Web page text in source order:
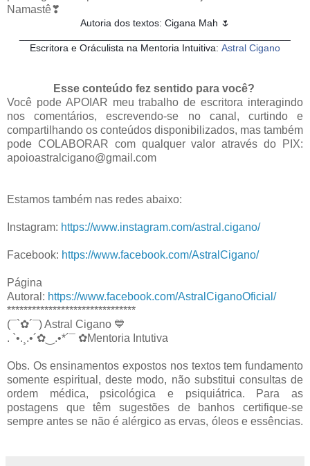
Namastê❣
Autoria dos textos: Cigana Mah 🌷
Escritora e Oráculista na Mentoria Intuitiva: Astral Cigano
Esse conteúdo fez sentido para você?
Você pode APOIAR meu trabalho de escritora interagindo
nos comentários, escrevendo-se no canal, curtindo e
compartilhando os conteúdos disponibilizados, mas também
pode COLABORAR com qualquer valor através do PIX:
apoioastralcigano@gmail.com
Estamos também nas redes abaixo:
Instagram: https://www.instagram.com/astral.cigano/
Facebook: https://www.facebook.com/AstralCigano/
Página
Autoral: https://www.facebook.com/AstralCiganoOficial/
*******************************
(¯`✿´¯) Astral Cigano 💙
. `•.¸.•´✿‿.•*´¯ ✿Mentoria Intutiva
Obs. Os ensinamentos expostos nos textos tem fundamento
somente espiritual, deste modo, não substitui consultas de
ordem médica, psicológica e psiquiátrica. Para as
postagens que têm sugestões de banhos certifique-se
sempre antes se não é alérgico as ervas, óleos e essências.